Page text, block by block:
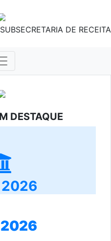
DE RECEITA
DESTAQUE
2026
2026